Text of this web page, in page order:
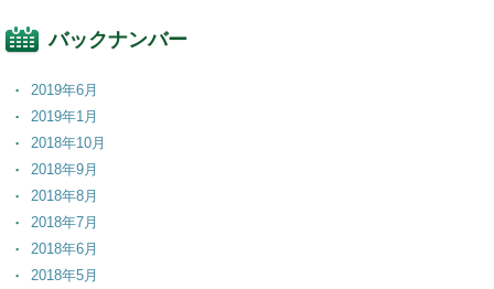
バックナンバー
2019年6月
2019年1月
2018年10月
2018年9月
2018年8月
2018年7月
2018年6月
2018年5月